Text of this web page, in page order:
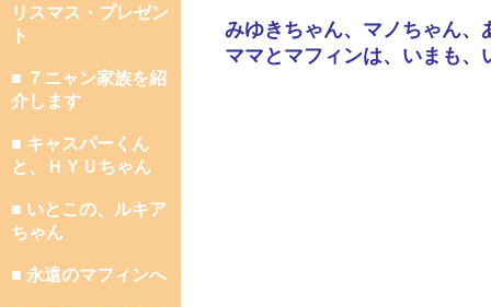
リスマス・プレゼン
ト
■ ７ニャン家族を紹
介します
■ キャスパーくん
と、ＨＹＵちゃん
■ いとこの、ルキア
ちゃん
■ 永遠のマフィンへ
みゆきちゃん、マノちゃん、
ママとマフィンは、いまも